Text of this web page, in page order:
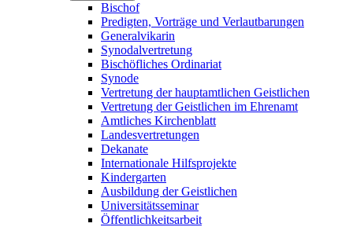
Bischof
Predigten, Vorträge und Verlautbarungen
Generalvikarin
Synodalvertretung
Bischöfliches Ordinariat
Synode
Vertretung der hauptamtlichen Geistlichen
Vertretung der Geistlichen im Ehrenamt
Amtliches Kirchenblatt
Landesvertretungen
Dekanate
Internationale Hilfsprojekte
Kindergarten
Ausbildung der Geistlichen
Universitätsseminar
Öffentlichkeitsarbeit